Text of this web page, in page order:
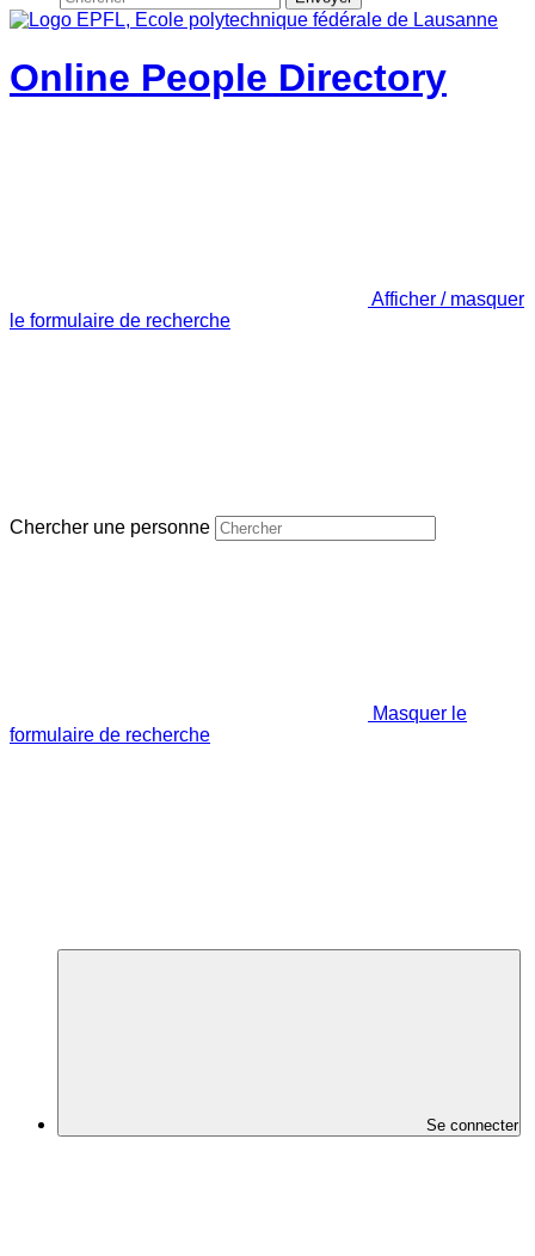
Online People Directory
Afficher / masquer
le formulaire de recherche
Chercher une personne
Masquer le
formulaire de recherche
Se connecter